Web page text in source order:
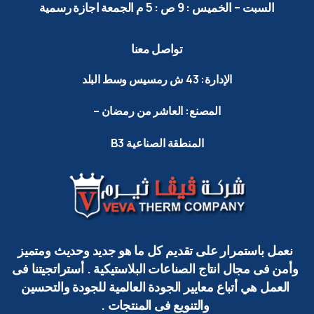
السبت – الخميس :
9 ص :
5م الجمعةاجازةرسمية
تواصلمعنا
الإدارة: 43 شرمسيسوسطالبلد
المصنع: العاشر منرمضان –
المنطقةالصناعية B3
نعمل باستمرار على تقديم كل ما هو جديد وحديث ومتميز
وأمن فى مجال انتاج الصناعات البلاستيكية . أستراتجيتنا فى
العمل هي أتباع معايير الجودة العالمية للجودة والتحسين
والتنويع فى المنتجات .